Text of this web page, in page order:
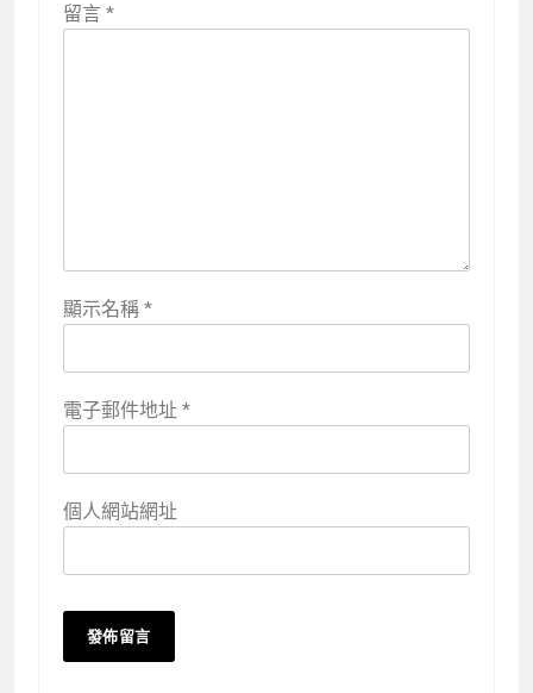
留言 *
顯示名稱 *
電子郵件地址 *
個人網站網址